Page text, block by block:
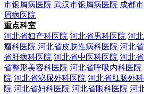
市银屑病医院 武汉市银屑病医院 成都
屑病医院
重点科室
河北省妇产科医院 河北省男科医院 河
瘤科医院 河北省皮肤性病科医院 河北
省肝病科医院 河北省中医科医院 河北
省整形美容科医院 河北省呼吸内科医院
院 河北省泌尿外科医院 河北省肛肠外
院 河北省妇科医院 河北省眼科医院 河